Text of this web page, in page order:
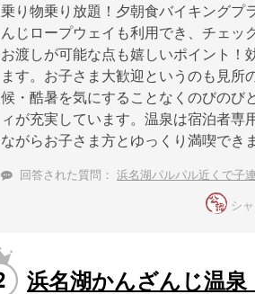
乗り物乗り放題！夕朝食バイキングプ
んじロープウェイも利用でき、チェッ
お渡しが可能な点も嬉しいポイント！
ます。お子さま大歓迎というのも見所
候・酷暑を気にすることなくのびのび
ィが充実しています。温泉は宿泊者専
ながらお子さま方とゆっくり満喫でき
回答された質問： 浜名湖パルパル近くで子
シ
浜名湖かんざんじ温